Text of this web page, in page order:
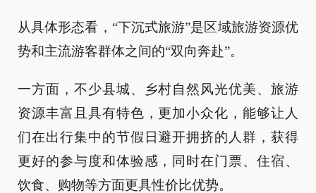
从具体形态看，“下沉式旅游”是区域旅游资源优
势和主流游客群体之间的“双向奔赴”。
一方面，不少县城、乡村自然风光优美、旅游
资源丰富且具有特色，更加小众化，能够让人
们在出行集中的节假日避开拥挤的人群，获得
更好的参与度和体验感，同时在门票、住宿、
饮食、购物等方面更具性价比优势。